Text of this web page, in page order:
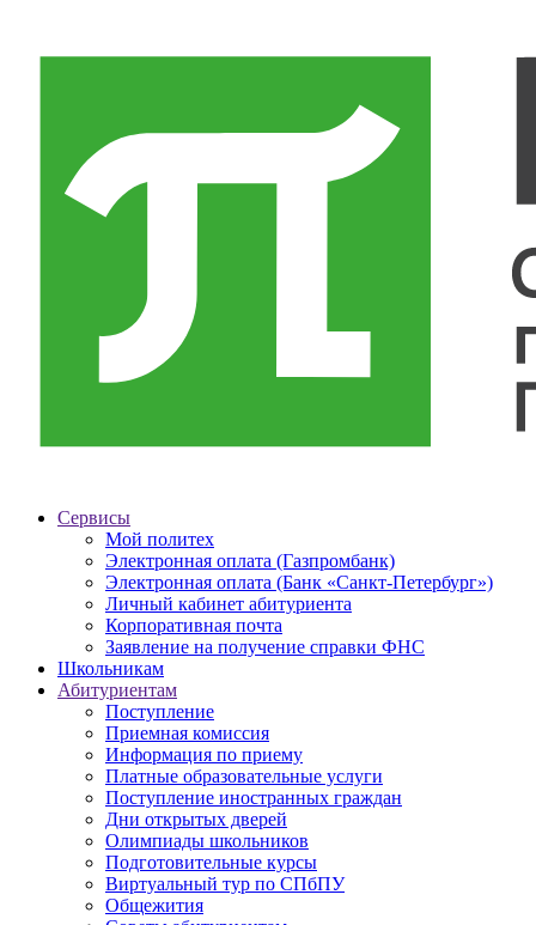
Сервисы
Мой политех
Электронная оплата (Газпромбанк)
Электронная оплата (Банк «Санкт-Петербург»)
Личный кабинет абитуриента
Корпоративная почта
Заявление на получение справки ФНС
Школьникам
Абитуриентам
Поступление
Приемная комиссия
Информация по приему
Платные образовательные услуги
Поступление иностранных граждан
Дни открытых дверей
Олимпиады школьников
Подготовительные курсы
Виртуальный тур по СПбПУ
Общежития